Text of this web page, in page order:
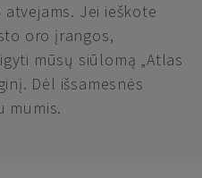
Jei ieškote
oro įrangos,
mūsų siūlomą „Atlas
Dėl išsamesnės
mumis.